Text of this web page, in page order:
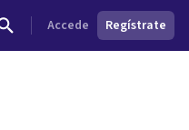
Accede Regístrate